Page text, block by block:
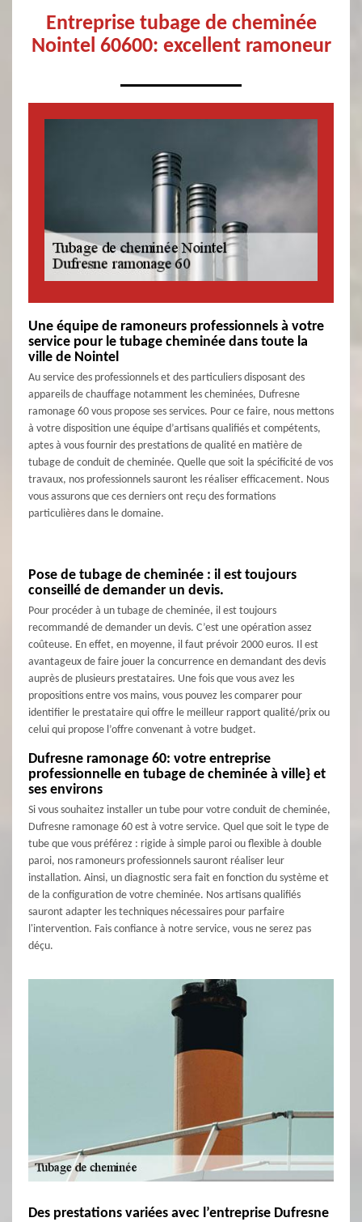
Entreprise tubage de cheminée
Nointel 60600: excellent ramoneur
Une équipe de ramoneurs professionnels à votre
service pour le tubage cheminée dans toute la
ville de Nointel
Au service des professionnels et des particuliers disposant des
appareils de chauffage notamment les cheminées, Dufresne
ramonage 60 vous propose ses services. Pour ce faire, nous mettons
à votre disposition une équipe d’artisans qualifiés et compétents,
aptes à vous fournir des prestations de qualité en matière de
tubage de conduit de cheminée. Quelle que soit la spécificité de vos
travaux, nos professionnels sauront les réaliser efficacement. Nous
vous assurons que ces derniers ont reçu des formations
particulières dans le domaine.
Pose de tubage de cheminée : il est toujours
conseillé de demander un devis.
Pour procéder à un tubage de cheminée, il est toujours
recommandé de demander un devis. C’est une opération assez
coûteuse. En effet, en moyenne, il faut prévoir 2000 euros. Il est
avantageux de faire jouer la concurrence en demandant des devis
auprès de plusieurs prestataires. Une fois que vous avez les
propositions entre vos mains, vous pouvez les comparer pour
identifier le prestataire qui offre le meilleur rapport qualité/prix ou
celui qui propose l’offre convenant à votre budget.
Dufresne ramonage 60: votre entreprise
professionnelle en tubage de cheminée à ville} et
ses environs
Si vous souhaitez installer un tube pour votre conduit de cheminée,
Dufresne ramonage 60 est à votre service. Quel que soit le type de
tube que vous préférez : rigide à simple paroi ou flexible à double
paroi, nos ramoneurs professionnels sauront réaliser leur
installation. Ainsi, un diagnostic sera fait en fonction du système et
de la configuration de votre cheminée. Nos artisans qualifiés
sauront adapter les techniques nécessaires pour parfaire
l'intervention. Fais confiance à notre service, vous ne serez pas
déçu.
Des prestations variées avec l’entreprise Dufresne